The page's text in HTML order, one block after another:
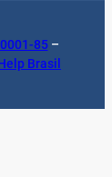
85–
Brasil